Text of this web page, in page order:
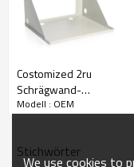
Costomized 2ru
Schrägwand-
Wandschrank
Modell : OEM
Stichwörter
We use cookies to